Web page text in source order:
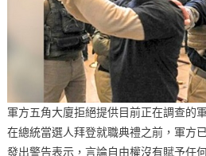
軍方五角大廈拒絕提供目前正在調查的
在總統當選人拜登就職典禮之前，軍方
發出警告表示，言論自由權沒有賦予任